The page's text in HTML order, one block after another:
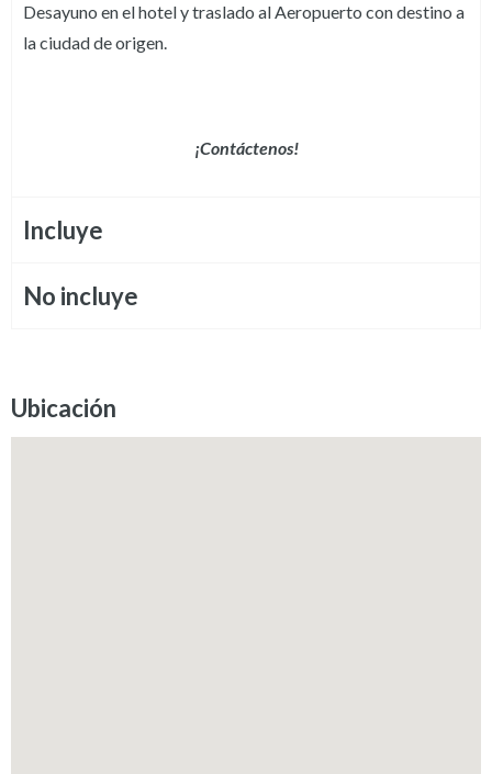
Desayuno en el hotel y traslado al Aeropuerto con destino a
la ciudad de origen.
¡Contáctenos!
Incluye
No incluye
Ubicación